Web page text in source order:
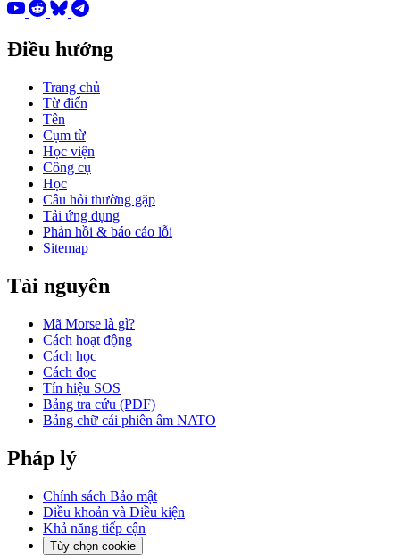
Điều hướng
Trang chủ
Từ điển
Tên
Cụm từ
Học viện
Công cụ
Học
Câu hỏi thường gặp
Tải ứng dụng
Phản hồi & báo cáo lỗi
Sitemap
Tài nguyên
Mã Morse là gì?
Cách hoạt động
Cách học
Cách đọc
Tín hiệu SOS
Bảng tra cứu (PDF)
Bảng chữ cái phiên âm NATO
Pháp lý
Chính sách Bảo mật
Điều khoản và Điều kiện
Khả năng tiếp cận
Tùy chọn cookie